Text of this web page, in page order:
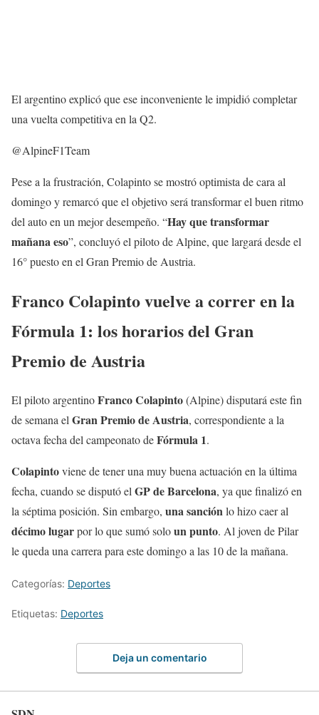
El argentino explicó que ese inconveniente le impidió completar
una vuelta competitiva en la Q2.
@AlpineF1Team
Pese a la frustración, Colapinto se mostró optimista de cara al
domingo y remarcó que el objetivo será transformar el buen ritmo
del auto en un mejor desempeño. “Hay que transformar
mañana eso”, concluyó el piloto de Alpine, que largará desde el
16° puesto en el Gran Premio de Austria.
Franco Colapinto vuelve a correr en la
Fórmula 1: los horarios del Gran
Premio de Austria
El piloto argentinoFranco Colapinto(Alpine) disputará este fin
de semana el Gran Premio de Austria, correspondiente a la
octava fecha del campeonato deFórmula 1.
Colapintoviene de tener una muy buena actuación en la última
fecha, cuando se disputó el GP de Barcelona, ya que finalizó en
la séptima posición. Sin embargo, una sanciónlo hizo caer al
décimo lugarpor lo que sumó soloun punto. Al joven de Pilar
le queda una carrera para este domingo a las 10 de la mañana.
Categorías: Deportes
Etiquetas: Deportes
Deja un comentario